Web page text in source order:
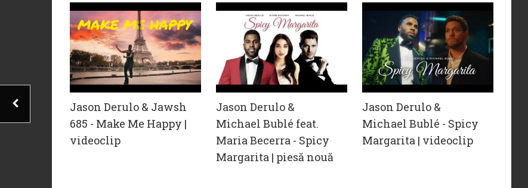
Jason Derulo & Jawsh
685 - Make Me Happy |
videoclip
Jason Derulo &
Michael Bublé feat.
Maria Becerra - Spicy
Margarita | piesă nouă
Jason Derulo &
Michael Bublé - Spicy
Margarita | videoclip